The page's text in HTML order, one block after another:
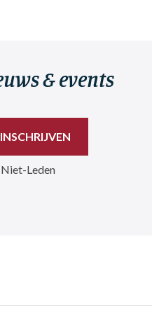
& events
Leden